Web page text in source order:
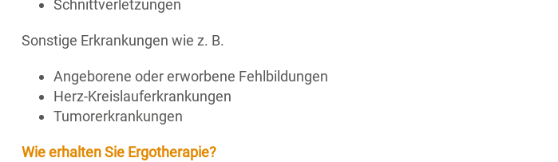
Schnittverletzungen
Sonstige Erkrankungen wie z. B.
Angeborene oder erworbene Fehlbildungen
Herz-Kreislauferkrankungen
Tumorerkrankungen
Wie erhalten Sie Ergotherapie?